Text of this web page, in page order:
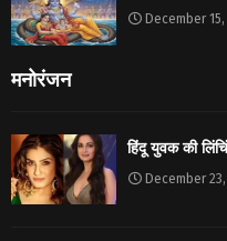
December 15,
मनोरंजन
हिंदू युवक की
December